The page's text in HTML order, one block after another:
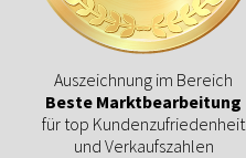
Auszeichnung im Bereich
Beste Marktbearbeitung
für top Kundenzufriedenheit
und Verkaufszahlen